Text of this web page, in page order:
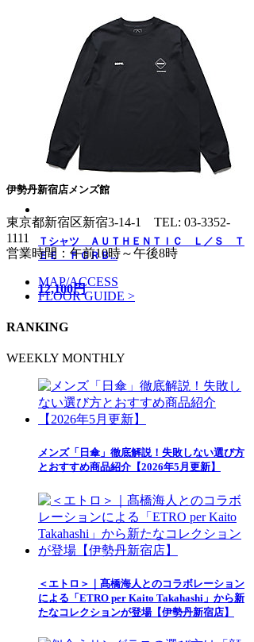
Ｔシャツ ＡＵＴＨＥＮＴＩＣ Ｌ／Ｓ Ｔ
ＥＥ ＦＣＲＢ...
12,100円
伊勢丹新宿店メンズ館
東京都新宿区新宿3-14-1 TEL: 03-3352-
1111
営業時間：午前10時～午後8時
MAP/ACCESS
FLOOR GUIDE >
RANKING
WEEKLY MONTHLY
メンズ「日傘」徹底解説！失敗しない選び方
とおすすめ商品紹介【2026年5月更新】
＜エトロ＞｜髙橋海人とのコラボレーション
による「ETRO per Kaito Takahashi」から新
たなコレクションが登場【伊勢丹新宿店】